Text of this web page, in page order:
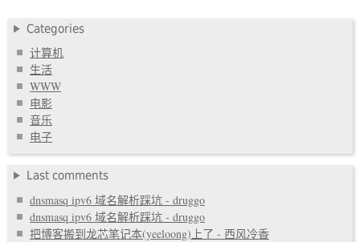
Categories
计算机
生活
WWW
电影
音乐
电子
Last comments
dnsmasq ipv6 域名解析踩坑 - druggo
dnsmasq ipv6 域名解析踩坑 - druggo
把博客搬到龙芯笔记本(yeeloong)上了 - 西风冷香